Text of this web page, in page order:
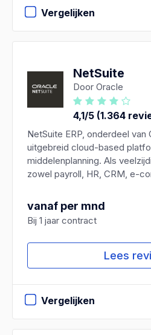
Vergelijken
NetSuite
Door Oracle
4,1/5 (1.364
NetSuite ERP, onderdeel van
uitgebreid cloud-based
middelenplanning. Als
zowel payroll, HR, CRM, e-
vanaf per mnd
Bij 1 jaar contract
Lees
Vergelijken